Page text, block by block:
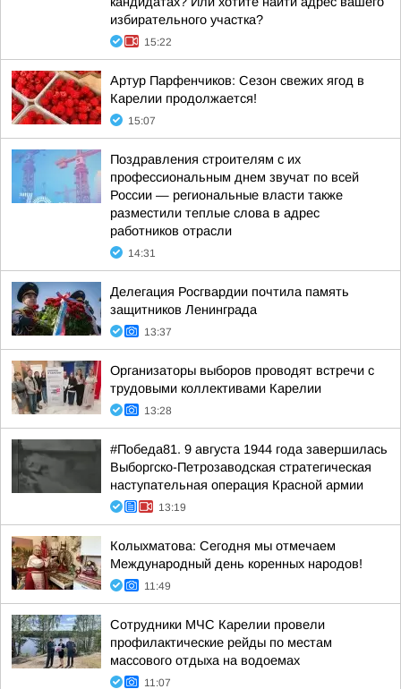
избирательного участка?
15:22
Артур Парфенчиков: Сезон свежих ягод в
Карелии продолжается!
15:07
Поздравления строителям с их
профессиональным днем звучат по всей
России — региональные власти также
разместили теплые слова в адрес
работников отрасли
14:31
Делегация Росгвардии почтила память
защитников Ленинграда
13:37
Организаторы выборов проводят встречи с
трудовыми коллективами Карелии
13:28
#Победа81. 9 августа 1944 года завершилась
Выборгско-Петрозаводская стратегическая
наступательная операция Красной армии
13:19
Колыхматова: Сегодня мы отмечаем
Международный день коренных народов!
11:49
Сотрудники МЧС Карелии провели
профилактические рейды по местам
массового отдыха на водоемах
11:07